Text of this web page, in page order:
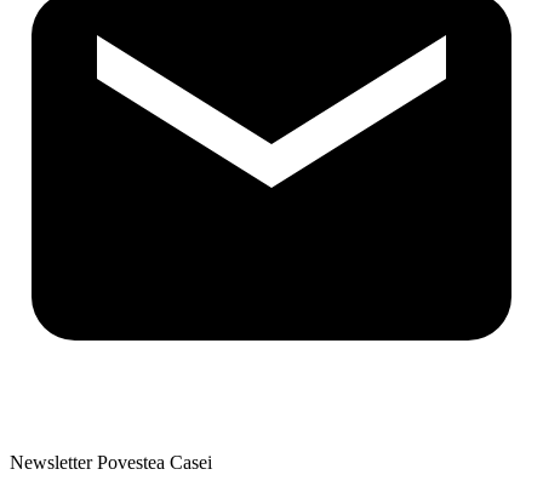
Newsletter Povestea Casei